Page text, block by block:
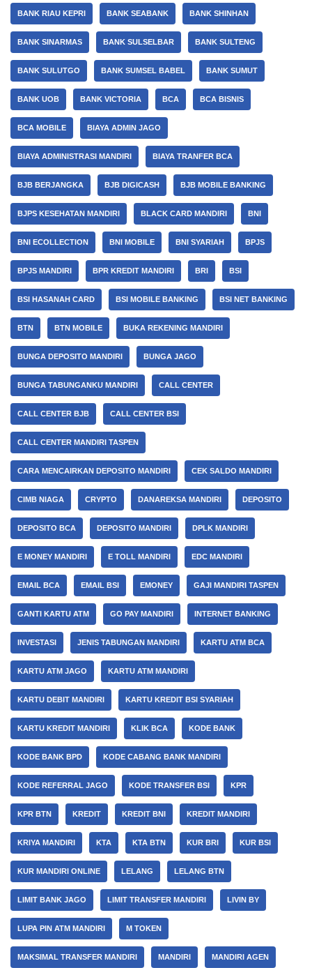
BANK RIAU KEPRI BANK SEABANK BANK SHINHAN
BANK SINARMAS BANK SULSELBAR BANK SULTENG
BANK SULUTGO BANK SUMSEL BABEL BANK SUMUT
BANK UOB BANK VICTORIA BCA BCA BISNIS
BCA MOBILE BIAYA ADMIN JAGO
BIAYA ADMINISTRASI MANDIRI BIAYA TRANFER BCA
BJB BERJANGKA BJB DIGICASH BJB MOBILE BANKING
BJPS KESEHATAN MANDIRI BLACK CARD MANDIRI BNI
BNI ECOLLECTION BNI MOBILE BNI SYARIAH BPJS
BPJS MANDIRI BPR KREDIT MANDIRI BRI BSI
BSI HASANAH CARD BSI MOBILE BANKING BSI NET BANKING
BTN BTN MOBILE BUKA REKENING MANDIRI
BUNGA DEPOSITO MANDIRI BUNGA JAGO
BUNGA TABUNGANKU MANDIRI CALL CENTER
CALL CENTER BJB CALL CENTER BSI
CALL CENTER MANDIRI TASPEN
CARA MENCAIRKAN DEPOSITO MANDIRI CEK SALDO MANDIRI
CIMB NIAGA CRYPTO DANAREKSA MANDIRI DEPOSITO
DEPOSITO BCA DEPOSITO MANDIRI DPLK MANDIRI
E MONEY MANDIRI E TOLL MANDIRI EDC MANDIRI
EMAIL BCA EMAIL BSI EMONEY GAJI MANDIRI TASPEN
GANTI KARTU ATM GO PAY MANDIRI INTERNET BANKING
INVESTASI JENIS TABUNGAN MANDIRI KARTU ATM BCA
KARTU ATM JAGO KARTU ATM MANDIRI
KARTU DEBIT MANDIRI KARTU KREDIT BSI SYARIAH
KARTU KREDIT MANDIRI KLIK BCA KODE BANK
KODE BANK BPD KODE CABANG BANK MANDIRI
KODE REFERRAL JAGO KODE TRANSFER BSI KPR
KPR BTN KREDIT KREDIT BNI KREDIT MANDIRI
KRIYA MANDIRI KTA KTA BTN KUR BRI KUR BSI
KUR MANDIRI ONLINE LELANG LELANG BTN
LIMIT BANK JAGO LIMIT TRANSFER MANDIRI LIVIN BY
LUPA PIN ATM MANDIRI M TOKEN
MAKSIMAL TRANSFER MANDIRI MANDIRI MANDIRI AGEN